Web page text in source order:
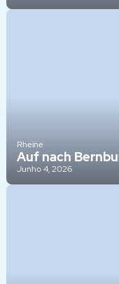
Rheine
Auf nach
Junho 4, 2026